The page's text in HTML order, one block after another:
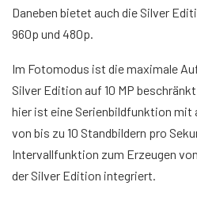
Daneben bietet auch die Silver
960p und 480p.
Im Fotomodus ist die maximale
Silver Edition auf 10 MP
hier ist eine Serienbildfunktion mit
von bis zu 10 Standbildern pro
Intervallfunktion zum Erzeugen
der Silver Edition integriert.